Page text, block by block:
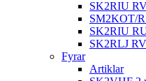
SK2RIU
SM2KOT/
SK2RIU
SK2RLJ
Fyrar
Artiklar